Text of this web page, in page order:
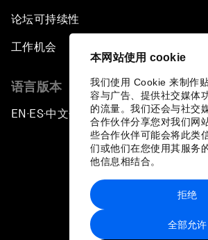
本网站使用 cookie
我们使用 Cookie 来制作
容与广告、提供社交媒体
的流量。我们还会与社交
合作伙伴分享您对我们网
些合作伙伴可能会将此类
们或他们在您使用其服务
他信息相结合。
全部允许
拒绝
论坛可持续性
工作机会
语言版本
EN ▪ES▪中文▪ 日本語
站点地图